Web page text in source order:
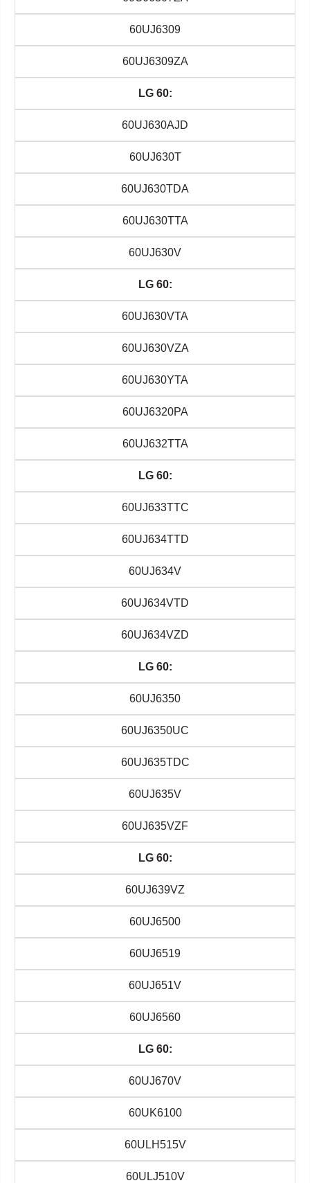
60UJ6309
60UJ6309ZA
LG 60:
60UJ630AJD
60UJ630T
60UJ630TDA
60UJ630TTA
60UJ630V
LG 60:
60UJ630VTA
60UJ630VZA
60UJ630YTA
60UJ6320PA
60UJ632TTA
LG 60:
60UJ633TTC
60UJ634TTD
60UJ634V
60UJ634VTD
60UJ634VZD
LG 60:
60UJ6350
60UJ6350UC
60UJ635TDC
60UJ635V
60UJ635VZF
LG 60:
60UJ639VZ
60UJ6500
60UJ6519
60UJ651V
60UJ6560
LG 60:
60UJ670V
60UK6100
60ULH515V
60ULJ510V